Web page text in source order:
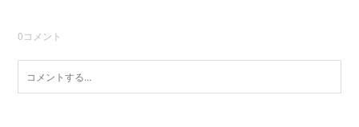
0コメント